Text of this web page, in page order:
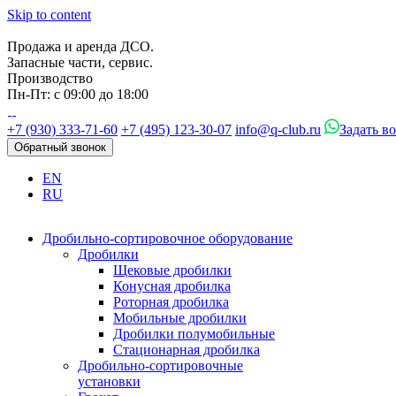
Skip to content
Продажа и аренда ДСО.
Запасные части, сервис.
Производство
Пн-Пт: с 09:00 до 18:00
+7 (930) 333-71-60 +7 (495) 123-30-07 info@q-club.ru Задать
Обратный звонок
EN
RU
Дробильно-сортировочное оборудование
Дробилки
Щековые дробилки
Конусная дробилка
Роторная дробилка
Мобильные дробилки
Дробилки полумобильные
Стационарная дробилка
Дробильно-сортировочные
установки